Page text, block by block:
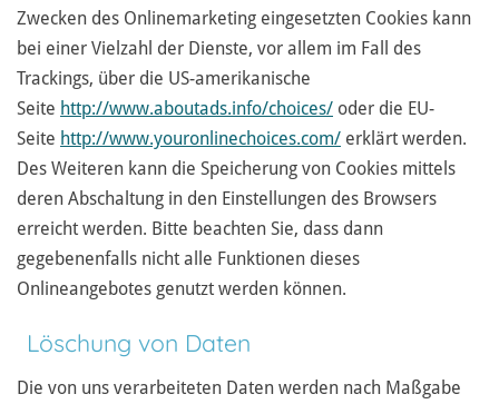
Zwecken des Onlinemarketing eingesetzten Cookies kann
bei einer Vielzahl der Dienste, vor allem im Fall des
Trackings, über die US-amerikanische
Seite http://www.aboutads.info/choices/ oder die EU-
Seite http://www.youronlinechoices.com/ erklärt werden.
Des Weiteren kann die Speicherung von Cookies mittels
deren Abschaltung in den Einstellungen des Browsers
erreicht werden. Bitte beachten Sie, dass dann
gegebenenfalls nicht alle Funktionen dieses
Onlineangebotes genutzt werden können.
Löschung von Daten
Die von uns verarbeiteten Daten werden nach Maßgabe